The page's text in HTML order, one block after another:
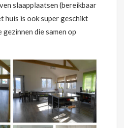
slaapplaatsen (bereikbaar
huis is ook super geschikt
die samen op